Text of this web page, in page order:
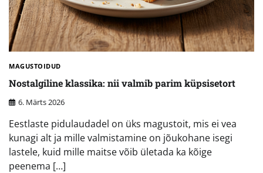
MAGUSTOIDUD
Nostalgiline klassika: nii valmib parim küpsisetort
6. Märts 2026
Eestlaste pidulaudadel on üks magustoit, mis ei vea
kunagi alt ja mille valmistamine on jõukohane isegi
lastele, kuid mille maitse võib ületada ka kõige
peenema […]